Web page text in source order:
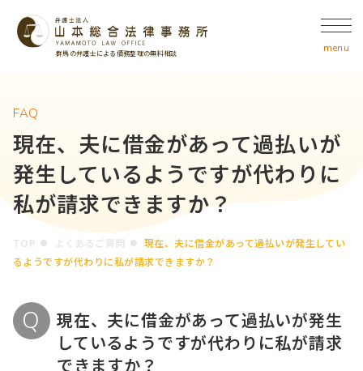
群馬の弁護士による債務整理の無料相談
FAQ
現在、夫に借金があって過払いが
発生しているようですが代わりに
私が請求できますか？
TOP よくあるご質問
現在、夫に借金があって過払いが発生してい
るようですが代わりに私が請求できますか？
現在、夫に借金があって過払いが発生
しているようですが代わりに私が請求
できますか？